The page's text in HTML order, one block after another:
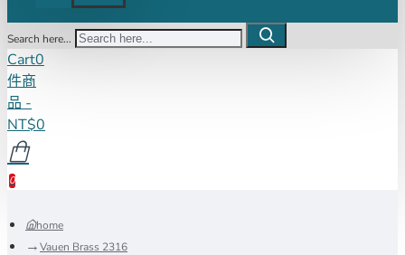
Search here...
Cart0
件商
品 -
NT$0
0
home
Vauen Brass 2316